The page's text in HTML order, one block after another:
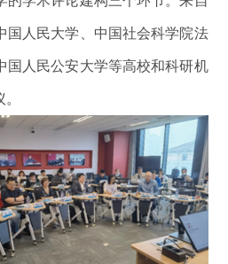
国人民大学、中国社会科学院法
国人民公安大学等高校和科研机